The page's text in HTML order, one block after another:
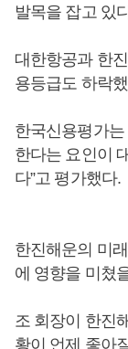
발목을 잡고 있
대한항공과 한
용등급도 하락
한국신용평가
한다는 요인이
다”고 평가했다.
한진해운의 미
에 영향을 미쳤
조 회장이 한진
황이 언제 좋아